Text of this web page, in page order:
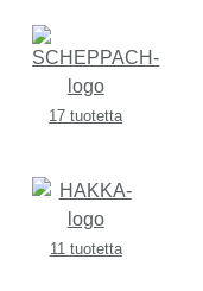
17 tuotetta
11 tuotetta